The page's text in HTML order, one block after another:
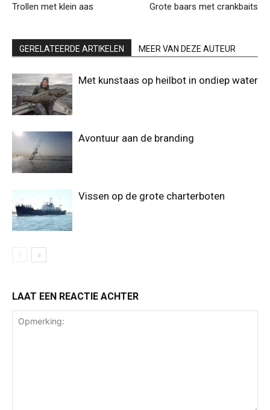
Trollen met klein aas Grote baars met crankbaits
GERELATEERDE ARTIKELEN MEER VAN DEZE AUTEUR
Met kunstaas op heilbot in ondiep water
Avontuur aan de branding
Vissen op de grote charterboten
LAAT EEN REACTIE ACHTER